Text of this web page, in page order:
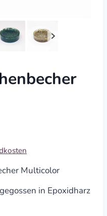
€. Multicolor
in Epoxidharz